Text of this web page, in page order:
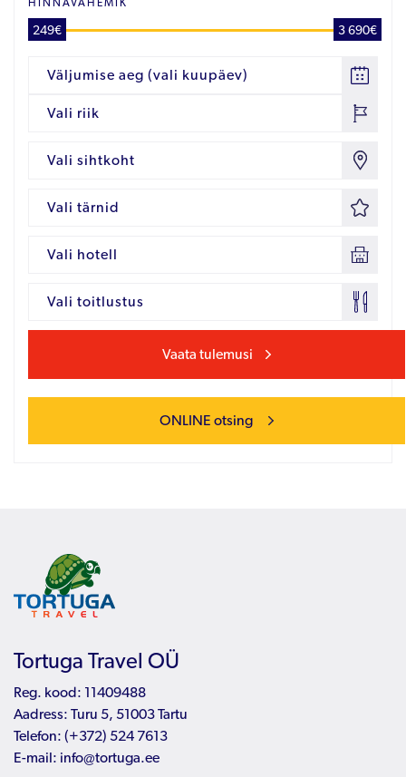
HINNAVAHEMIK
249€ 3 690€
Väljumise aeg (vali kuupäev)
Vali riik
Vali sihtkoht
Vali tärnid
Vali hotell
Vali toitlustus
Vaata tulemusi
ONLINE otsing
Tortuga Travel OÜ
Reg. kood: 11409488
Aadress: Turu 5, 51003 Tartu
Telefon: (+372) 524 7613
E-mail: info@tortuga.ee